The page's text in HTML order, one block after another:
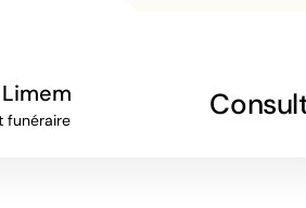
funéraire